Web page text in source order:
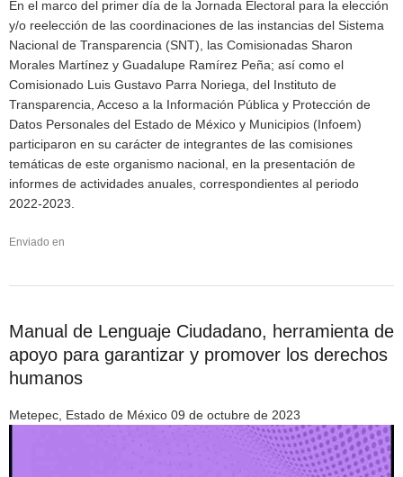
En el marco del primer día de la Jornada Electoral para la elección
y/o reelección de las coordinaciones de las instancias del Sistema
Nacional de Transparencia (SNT), las Comisionadas Sharon
Morales Martínez y Guadalupe Ramírez Peña; así como el
Comisionado Luis Gustavo Parra Noriega, del Instituto de
Transparencia, Acceso a la Información Pública y Protección de
Datos Personales del Estado de México y Municipios (Infoem)
participaron en su carácter de integrantes de las comisiones
temáticas de este organismo nacional, en la presentación de
informes de actividades anuales, correspondientes al periodo
2022-2023.
Enviado en
Manual de Lenguaje Ciudadano, herramienta de
apoyo para garantizar y promover los derechos
humanos
Metepec, Estado de México 09 de octubre de 2023